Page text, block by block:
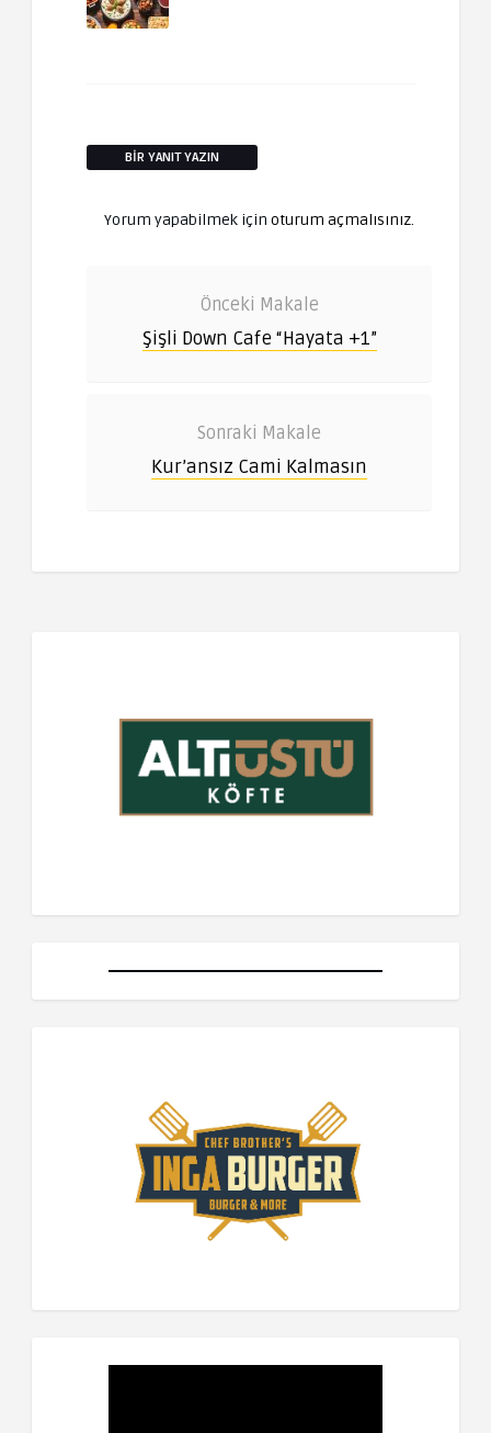
BIR YANIT YAZIN
Yorum yapabilmek için oturum açmalısınız.
Önceki Makale
Şişli Down Cafe “Hayata +1”
Sonraki Makale
Kur’ansız Cami Kalmasın